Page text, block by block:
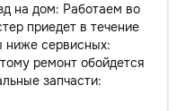
на дом: Работаем во
приедет в течение
ниже сервисных:
ремонт обойдется
запчасти: